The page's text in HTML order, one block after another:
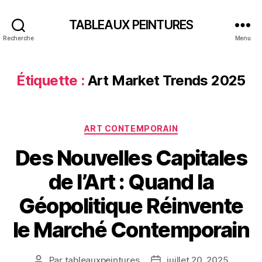
Recherche
TABLEAUX PEINTURES
Menu
Étiquette : Art Market Trends 2025
Catégories
ART CONTEMPORAIN
Des Nouvelles Capitales
de l’Art : Quand la
Géopolitique Réinvente
le Marché Contemporain
Par tableauxpeintures
juillet 20, 2025